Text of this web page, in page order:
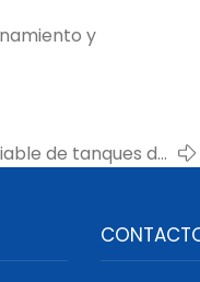
y
de tanques de